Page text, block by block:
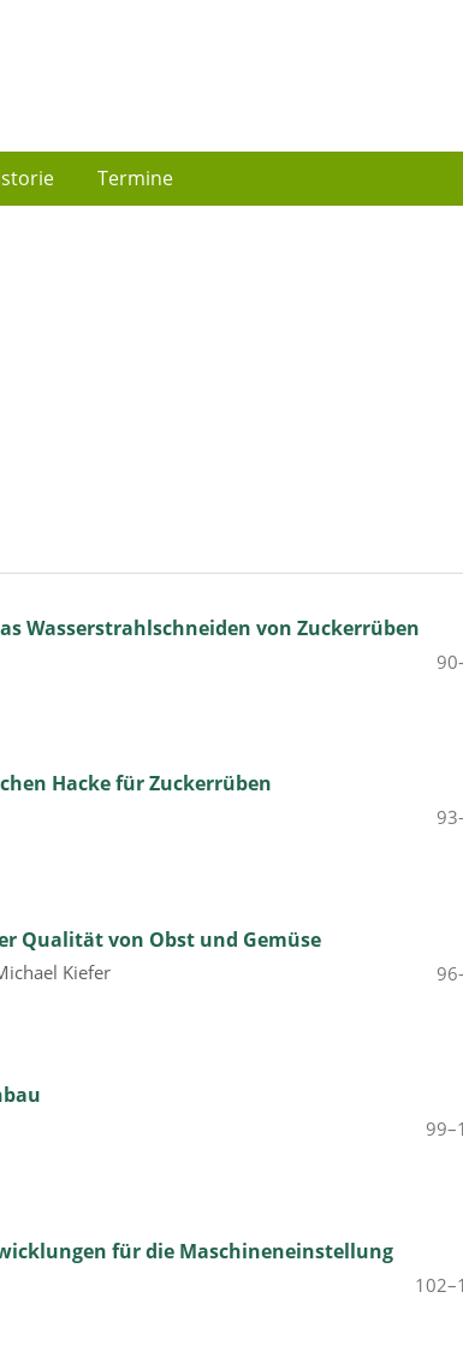
Termine
Wasserstrahlschneiden von Zuckerrüben
Hacke für Zuckerrüben
Qualität von Obst und Gemüse
Kiefer
für die Maschineneinstellung